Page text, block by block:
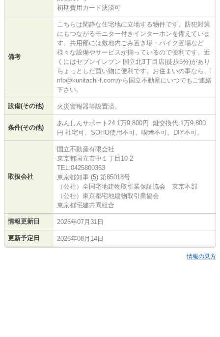
初期費用カード決済可
備考
こちらは閑静な住宅地に立地する物件です。防犯対策
にもつながるモニター付きインターホンを備えていま
す。共用部には敷地内ごみ置き場・バイク置場など
様々な設備やサービスが揃っているので便利です。近
くにはセブンイレブン 国立北3丁目店(徒歩5分)があり
ちょっとした買い物に便利です。お住まいの事なら、i
nfo@kunitachi-f.comから国立不動産にいつでもご連絡
下さい。
設備(その他) 火災警報器等設置済。
条件(その他)
あんしんサポート24:1万9,800円 鍵交換代:1万9,800
円 社宅可。SOHO使用不可。喫煙不可。DIY不可。
取扱会社
国立不動産有限会社
東京都国立市中１丁目10-2
TEL:0425800363
東京都知事 (5) 第85018号
（公社）全国宅地建物取引業保証協会 東京本部
（公社）東京都宅地建物取引業協会
東京都宅建共同組合
情報更新日 2026年07月31日
更新予定日 2026年08月14日
情報の見方